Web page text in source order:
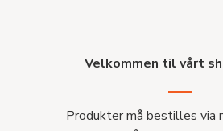
Velkommen til vårt
Produkter må bestilles via